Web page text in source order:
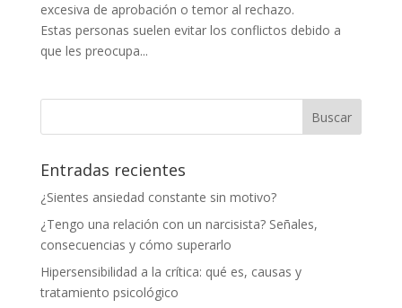
excesiva de aprobación o temor al rechazo.
Estas personas suelen evitar los conflictos debido a
que les preocupa...
Entradas recientes
¿Sientes ansiedad constante sin motivo?
¿Tengo una relación con un narcisista? Señales,
consecuencias y cómo superarlo
Hipersensibilidad a la crítica: qué es, causas y
tratamiento psicológico